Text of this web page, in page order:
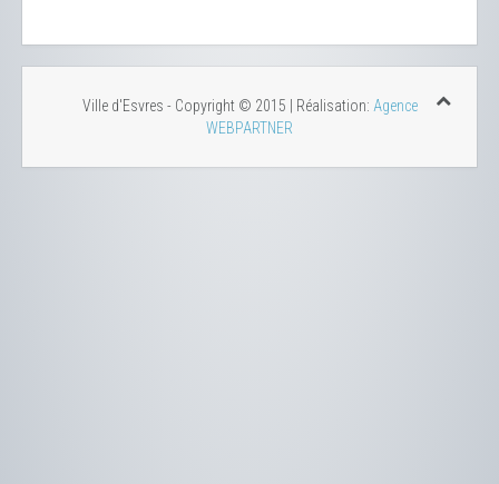
Ville d'Esvres - Copyright © 2015 | Réalisation: Agence
WEBPARTNER